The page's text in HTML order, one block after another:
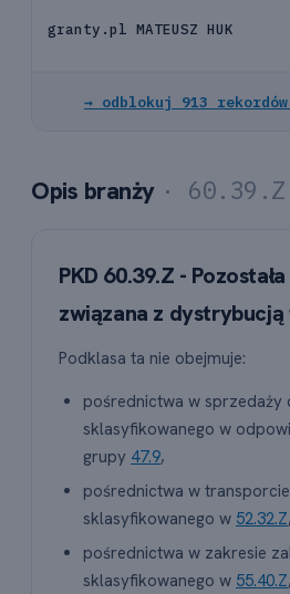
granty.pl MATEUSZ HUK
→ odblokuj 913
Opis branży · 60.39.Z
PKD 60.39.Z -
związana z
Podklasa ta nie obejmuje:
pośrednictwa w sprzedaży
sklasyfikowanego w
grupy 47.9,
pośrednictwa w
sklasyfikowanego w 52.32.Z,
pośrednictwa w zakresie
sklasyfikowanego w 55.40.Z,